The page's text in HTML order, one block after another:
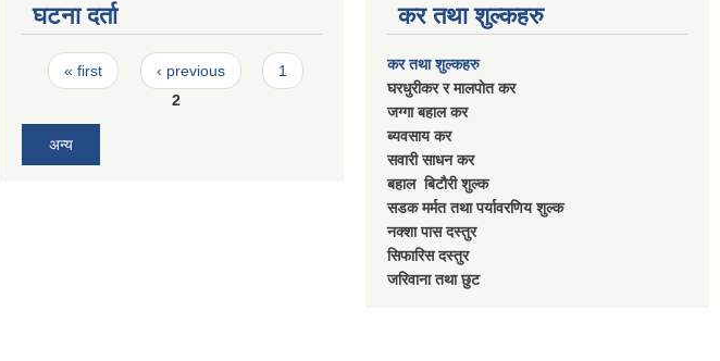
घटना दर्ता
Pages
« first ‹ previous
1
2
अन्य
कर तथा शुल्कहरु
कर तथा शुल्कहरु
घरधुरीकर र मालपाेत कर
जग्गा बहाल कर
ब्यवसाय कर
सवारी साधन कर
बहाल बिटाैरी शुल्क
सडक मर्मत तथा पर्यावरणिय शुल्क
नक्शा पास दस्तुर
सिफारिस दस्तुर
जरिवाना तथा छुट